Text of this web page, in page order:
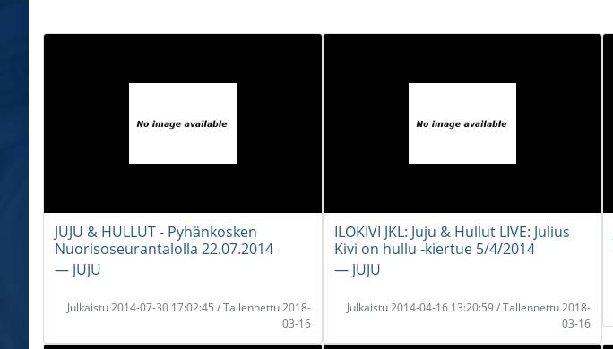
JUJU & HULLUT - Pyhänkosken
Nuorisoseurantalolla 22.07.2014
― JUJU
Julkaistu 2014-07-30 17:02:45 / Tallennettu 2018-
03-16
ILOKIVI JKL: Juju & Hullut LIVE: Julius
Kivi on hullu -kiertue 5/4/2014
― JUJU
Julkaistu 2014-04-16 13:20:59 / Tallennettu 2018-
03-16